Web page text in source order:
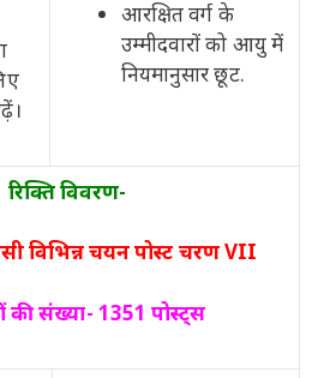
आरक्षित वर्ग के
उम्मीदवारों को आयु में
नियमानुसार छूट.
रिक्ति विवरण-
विभिन्न चयन पोस्ट चरण VII
की संख्या- 1351 पोस्ट्स